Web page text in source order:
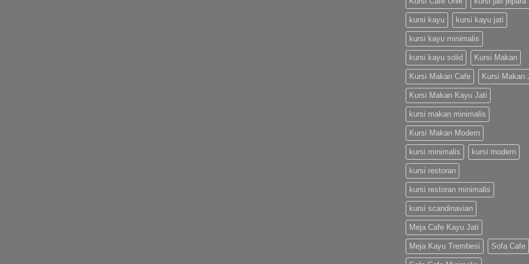
kursi kayu kursi kayu jati
kursi kayu minimalis
kursi kayu solid Kursi Makan
Kursi Makan Cafe Kursi Makan
Kursi Makan Kayu Jati
kursi makan minimalis
Kursi Makan Modern
kursi minimalis kursi modern
kursi restoran
kursi restoran minimalis
kursi scandinavian
Meja Cafe Kayu Jati
Meja Kayu Trembesi Sofa Cafe